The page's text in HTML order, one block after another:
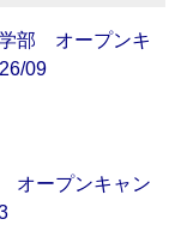
部 オープンキ
09
オープンキャン